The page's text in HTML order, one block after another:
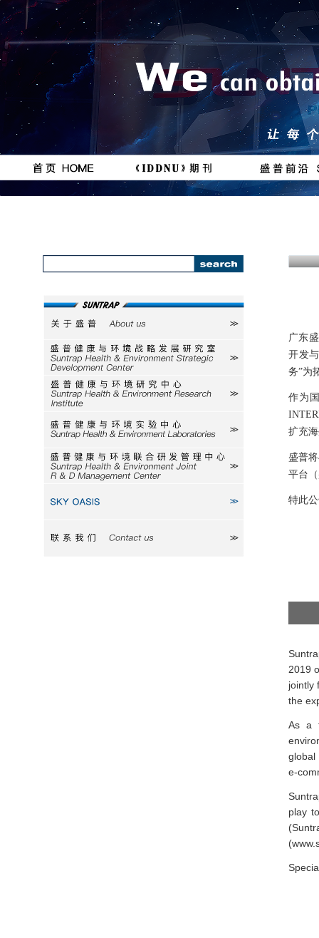
按钮
#
按钮
2019
jointly
the
As a
global
e-
play
广东
开发
务”为
作为
扩充
盛普
平台
特此
关于盛普
研究室
研究中心
实验中心
研发中心
联系我们
111111